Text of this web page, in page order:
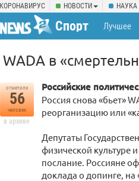
КОРОНАВИРУС НОВОСТИ НАУКА
Спорт Лучшее
WADA в
отметили
56
человек
в архиве
Российские
Россия снова «бьет»
реорганизацию или
Депутаты
физической культуре
послание. Россияне
доклада о допинге, на